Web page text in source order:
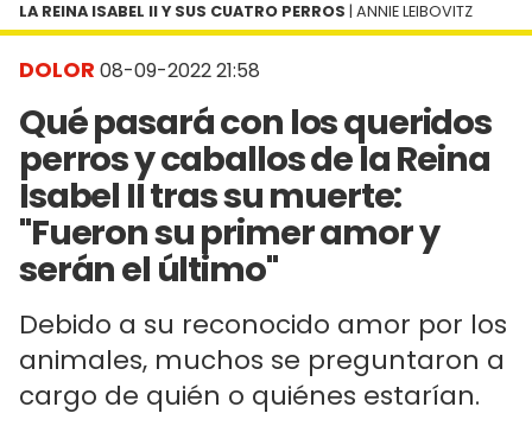
DOLOR 08-09-2022 21:58
Qué pasará con los queridos
perros y caballos de la Reina
Isabel II tras su muerte:
"Fueron su primer amor y
serán el último"
Debido a su reconocido amor por los
animales, muchos se preguntaron a
cargo de quién o quiénes estarían.
LA REINA ISABEL II Y SUS CUATRO PERROS | ANNIE LEIBOVITZ